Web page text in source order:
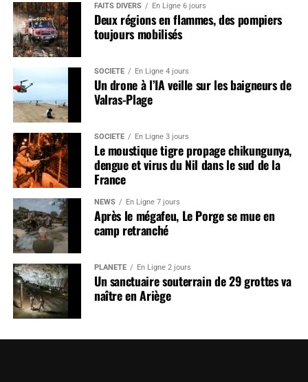
FAITS DIVERS En Ligne 6 jours
Deux régions en flammes, des pompiers
toujours mobilisés
SOCIÉTÉ En Ligne 4 jours
Un drone à l’IA veille sur les baigneurs de
Valras-Plage
SOCIÉTÉ En Ligne 3 jours
Le moustique tigre propage chikungunya,
dengue et virus du Nil dans le sud de la
France
NEWS En Ligne 7 jours
Après le mégafeu, Le Porge se mue en
camp retranché
PLANÈTE En Ligne 2 jours
Un sanctuaire souterrain de 29 grottes va
naître en Ariège